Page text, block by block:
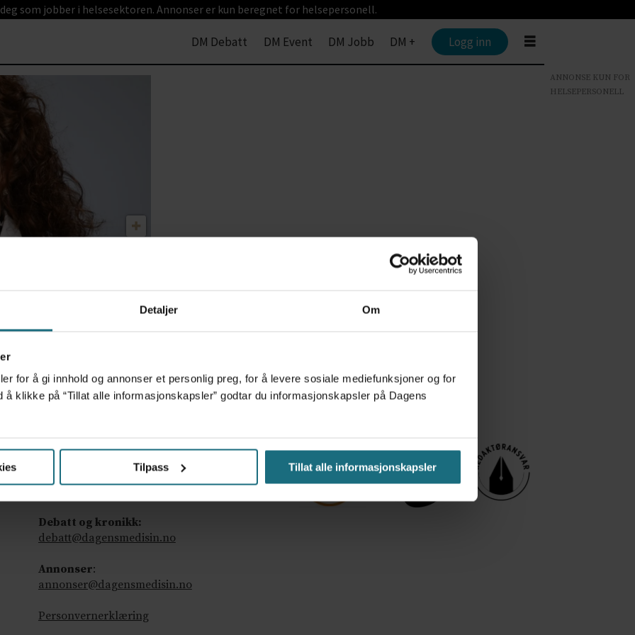
Detaljer Om
for å gi innhold og annonser et personlig preg, for å levere sosiale mediefunksjoner og for
å klikke på “Tillat alle informasjonskapsler” godtar du informasjonskapsler på Dagens
Tilpass Tillat alle informasjonskapsler
som jobber i helsesektoren. Annonser er kun beregnet for helsepersonell.
DM Debatt DM Event DM Jobb DM + Logg inn
i
ANNONSE KUN FOR
HELSEPERSONELL
Debatt og kronikk:
debatt@dagensmedisin.no
Annonser:
annonser@dagensmedisin.no
Personvernerklæring